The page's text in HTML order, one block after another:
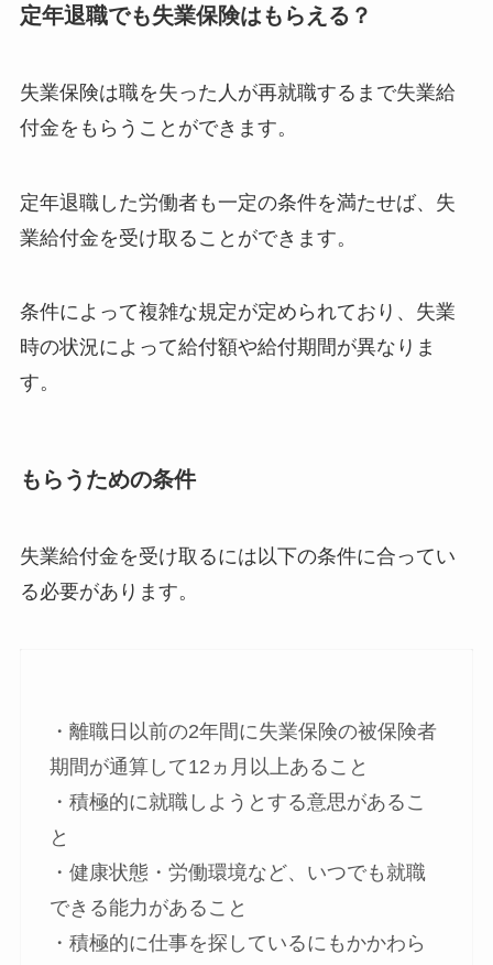
定年退職でも失業保険はもらえる？
失業保険は職を失った人が再就職するまで失業給
付金をもらうことができます。
定年退職した労働者も一定の条件を満たせば、失
業給付金を受け取ることができます。
条件によって複雑な規定が定められており、失業
時の状況によって給付額や給付期間が異なりま
す。
もらうための条件
失業給付金を受け取るには以下の条件に合ってい
る必要があります。
・離職日以前の2年間に失業保険の被保険者
期間が通算して12ヵ月以上あること
・積極的に就職しようとする意思があるこ
と
・健康状態・労働環境など、いつでも就職
できる能力があること
・積極的に仕事を探しているにもかかわら